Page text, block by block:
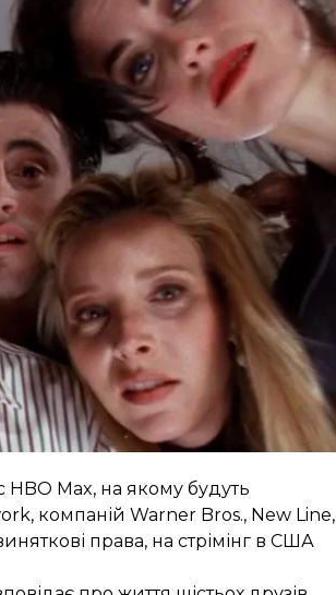
тому Netflix повинен
серіалу зі своєї
проханням відтермінувати це
їм у 100 мільйонів доларів.
HBO Max, на якому будуть
компаній Warner Bros., New Line,
права, на стрімінг в США